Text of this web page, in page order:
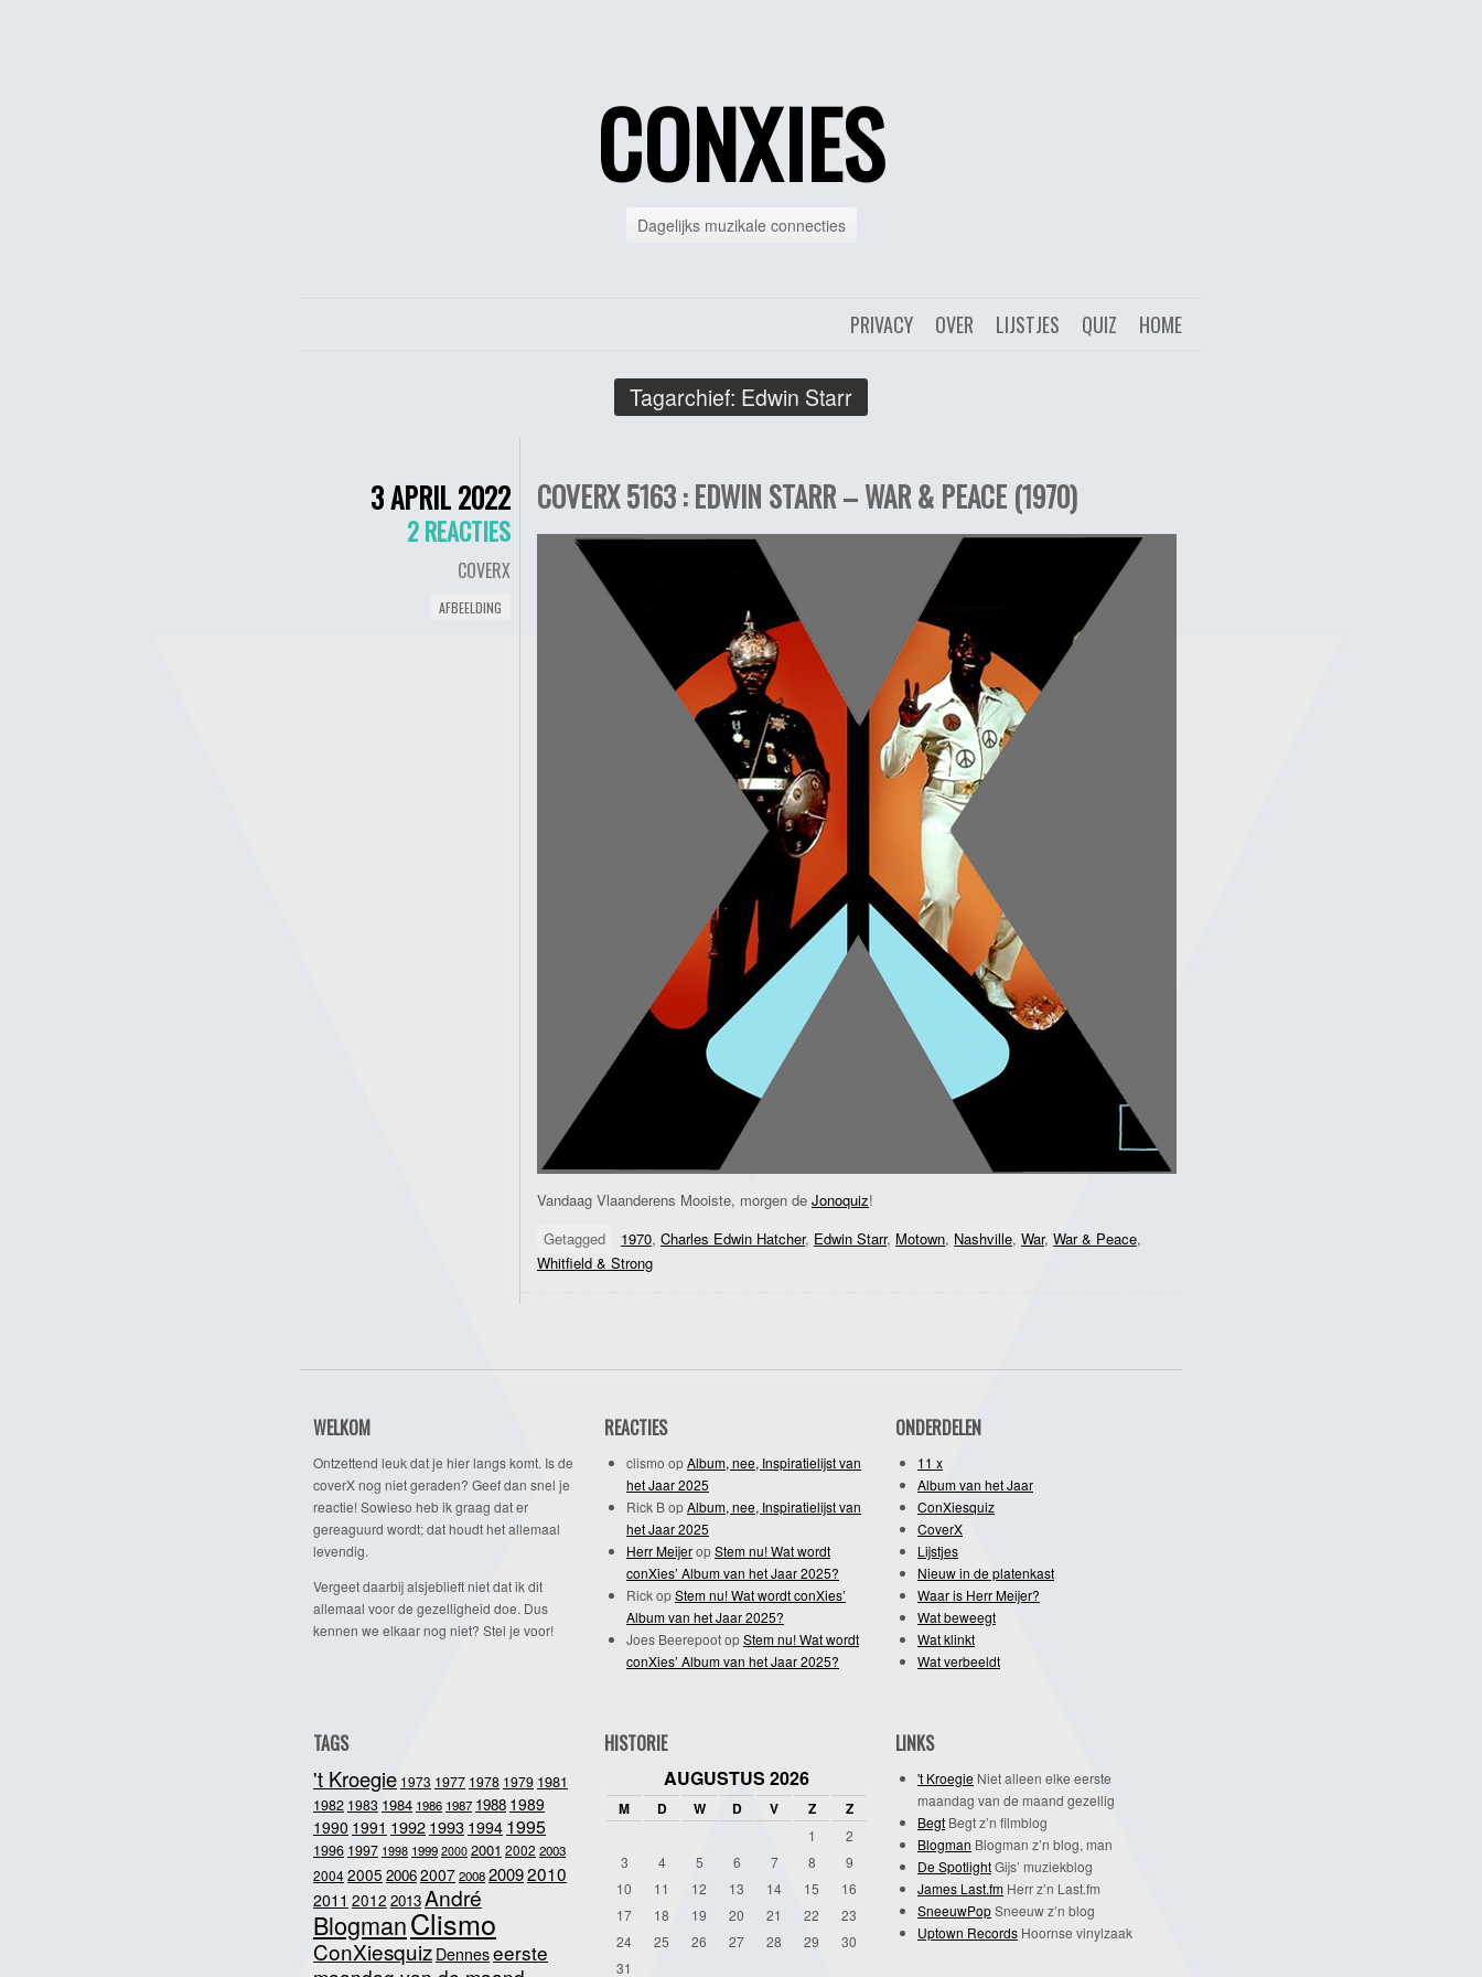
CONXIES
Dagelijks muzikale connecties
HOME
QUIZ
LIJSTJES
OVER
PRIVACY
Tagarchief: Edwin Starr
3 APRIL 2022
2 REACTIES
COVERX
AFBEELDING
COVERX 5163 : EDWIN STARR – WAR & PEACE (1970)
Vandaag Vlaanderens Mooiste, morgen de Jonoquiz!
Getagged
1970, Charles Edwin Hatcher, Edwin Starr, Motown, Nashville, War, War & Peace,
Whitfield & Strong
WELKOM
Ontzettend leuk dat je hier langs komt. Is de
coverX nog niet geraden? Geef dan snel je
reactie! Sowieso heb ik graag dat er
gereaguurd wordt; dat houdt het allemaal
levendig.
Vergeet daarbij alsjeblieft niet dat ik dit
allemaal voor de gezelligheid doe. Dus
kennen we elkaar nog niet? Stel je voor!
REACTIES
clismo opAlbum, nee, Inspiratielijst van
het Jaar 2025
Rick BopAlbum, nee, Inspiratielijst van
het Jaar 2025
Herr MeijeropStem nu! Wat wordt
conXies’ Album van het Jaar 2025?
RickopStem nu! Wat wordt conXies’
Album van het Jaar 2025?
Joes BeerepootopStem nu! Wat wordt
conXies’ Album van het Jaar 2025?
ONDERDELEN
11 x
Album van het Jaar
ConXiesquiz
CoverX
Lijstjes
Nieuw in de platenkast
Waar is Herr Meijer?
Wat beweegt
Wat klinkt
Wat verbeeldt
TAGS
't Kroegie 1973 1977 1978 1979 1981
1982 1983 1984 1986 1987 1988 1989
1990 1991 19921993 1994 1995
1996 1997 1998 1999 2000 2001 2002 2003
20042005 20062007200820092010
2011 2012 2013André
BlogmanClismo
ConXiesquiz Denneseerste
HISTORIE
AUGUSTUS 2026
M D W D V Z Z
1
2
3
4 5 6 7 8
9
10
11 12 13 14 15
16
17
18 19 20 21 22
23
24
25 26 27 28 29
30
31
LINKS
't Kroegie Niet alleen elke eerste
maandag van de maand gezellig
Begt Begt z’n filmblog
Blogman Blogman z’n blog, man
De SpotlightGijs’ muziekblog
James Last.fm Herr z’n Last.fm
SneeuwPopSneeuw z’n blog
Uptown Records Hoornse vinylzaak